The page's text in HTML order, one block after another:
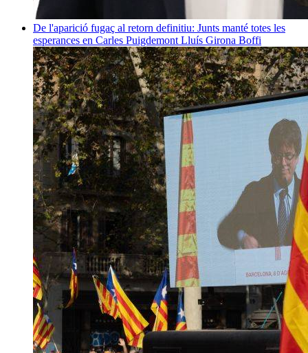
De l'aparició fugaç al retorn definitiu: Junts manté totes les
esperances en Carles Puigdemont Lluís Girona Boffi